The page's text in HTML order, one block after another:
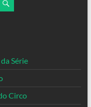
Série
Circo